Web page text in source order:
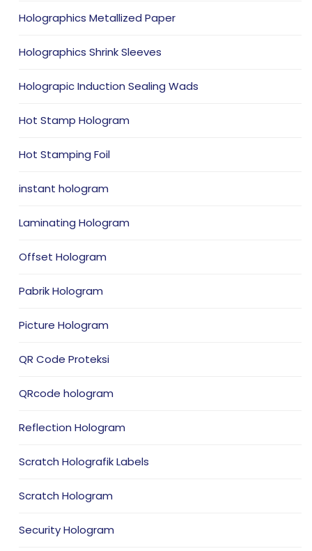
Holographics Metallized Paper
Holographics Shrink Sleeves
Holograpic Induction Sealing Wads
Hot Stamp Hologram
Hot Stamping Foil
instant hologram
Laminating Hologram
Offset Hologram
Pabrik Hologram
Picture Hologram
QR Code Proteksi
QRcode hologram
Reflection Hologram
Scratch Holografik Labels
Scratch Hologram
Security Hologram